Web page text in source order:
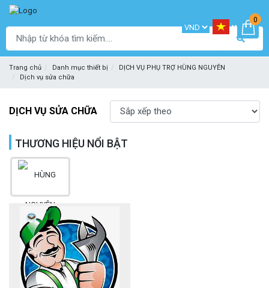
0
Trang chủ Danh mục thiết bị
DỊCH VỤ PHỤ TRỢ HÙNG NGUYÊN
Dịch vụ sửa chữa
DỊCH VỤ SỬA CHỮA
THƯƠNG HIỆU NỔI BẬT